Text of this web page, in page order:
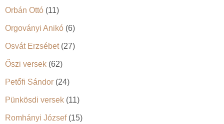
Orbán Ottó (11)
Orgoványi Anikó (6)
Osvát Erzsébet(27)
Őszi versek (62)
Petőfi Sándor (24)
Pünkösdi versek (11)
Romhányi József(15)